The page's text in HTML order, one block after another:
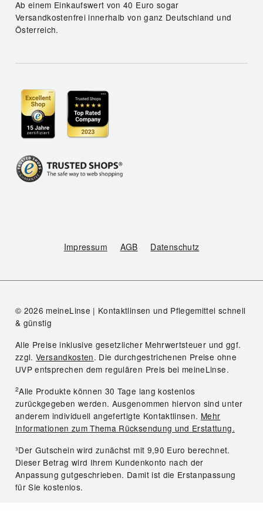
Ab einem Einkaufswert von 40 Euro sogar
Versandkostenfrei innerhalb von ganz Deutschland und
Österreich.
Impressum AGB Datenschutz
© 2026 meineLinse | Kontaktlinsen und Pflegemittel schnell
& günstig
Alle Preise inklusive gesetzlicher Mehrwertsteuer und ggf.
zzgl.Versandkosten. Die durchgestrichenen Preise ohne
UVP entsprechen dem regulären Preis bei meineLinse.
2Alle Produkte können 30 Tage lang kostenlos
zurückgegeben werden. Ausgenommen hiervon sind unter
anderem individuell angefertigte Kontaktlinsen. Mehr
Informationen zum Thema Rücksendung und Erstattung.
³Der Gutschein wird zunächst mit 9,90 Euro berechnet.
Dieser Betrag wird Ihrem Kundenkonto nach der
Anpassung gutgeschrieben. Damit ist die Erstanpassung
für Sie kostenlos.